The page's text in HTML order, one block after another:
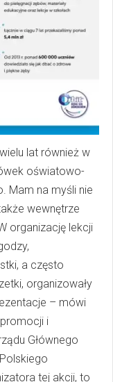
lat również w
oświatowo-
Mam na myśli nie
wewnętrze
organizację lekcji
a często
organizowały
– mówi
promocji i
Głównego
tej akcji, to